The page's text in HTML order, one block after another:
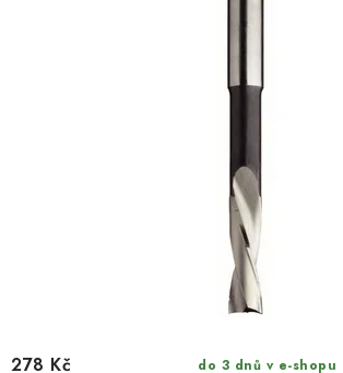
do 3 dnů v e-shopu
278 Kč